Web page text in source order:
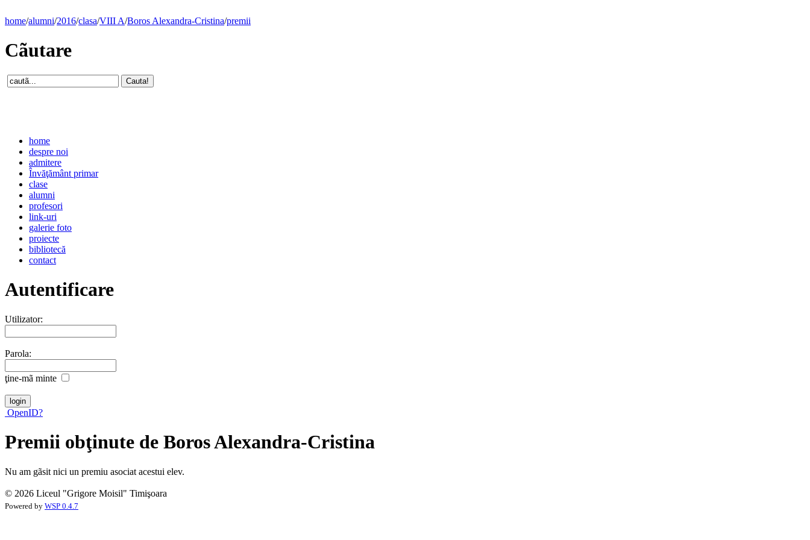
home/alumni/2016/clasa/VIII A/Boros Alexandra-Cristina/premii
Cãutare
home
despre noi
admitere
Învăţământ primar
clase
alumni
profesori
link-uri
galerie foto
proiecte
bibliotecă
contact
Autentificare
Utilizator:
Parola:
ţine-mã minte
OpenID?
Premii obţinute de Boros Alexandra-Cristina
Nu am gãsit nici un premiu asociat acestui elev.
© 2026 Liceul "Grigore Moisil" Timişoara
Powered by WSP 0.4.7